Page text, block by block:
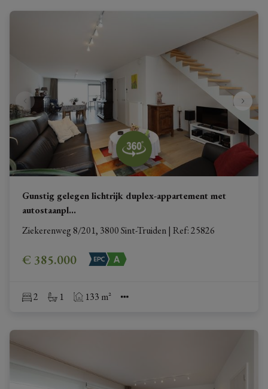
Gunstig gelegen lichtrijk duplex-appartement met
autostaanpl...
Ziekerenweg 8/201, 3800 Sint-Truiden | Ref: 25826
€ 385.000
2 1 133 m²